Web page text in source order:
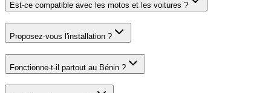
Est-ce compatible avec les motos et les voitures ?
Proposez-vous l'installation ?
Fonctionne-t-il partout au Bénin ?